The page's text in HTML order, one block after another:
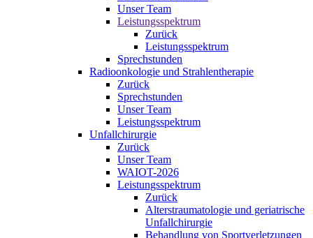
Unser Team
Leistungsspektrum
Zurück
Leistungsspektrum
Sprechstunden
Radioonkologie und Strahlentherapie
Zurück
Sprechstunden
Unser Team
Leistungsspektrum
Unfallchirurgie
Zurück
Unser Team
WAIOT-2026
Leistungsspektrum
Zurück
Alterstraumatologie und geriatrische
Unfallchirurgie
Behandlung von Sportverletzungen